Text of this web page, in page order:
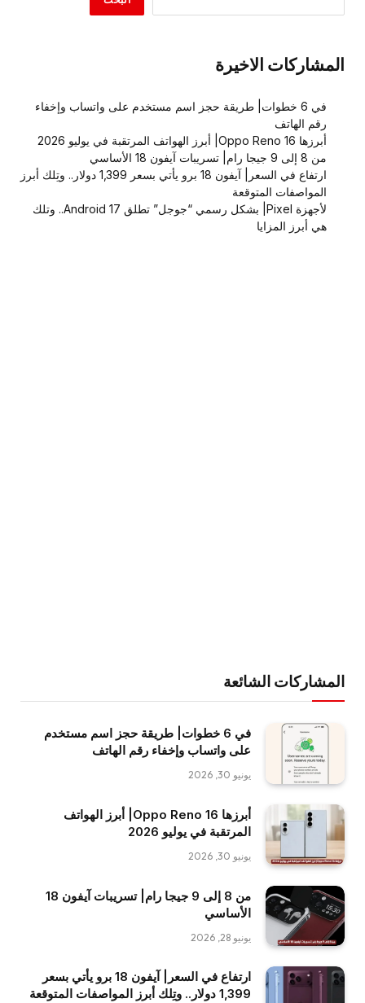
المشاركات الاخيرة
في 6 خطوات| طريقة حجز اسم مستخدم على واتساب وإخفاء
رقم الهاتف
أبرزها Oppo Reno 16| أبرز الهواتف المرتقبة في يوليو 2026
من 8 إلى 9 جيجا رام| تسريبات آيفون 18 الأساسي
ارتفاع في السعر| آيفون 18 برو يأتي بسعر 1,399 دولار.. وتِلك أبرز
المواصفات المتوقعة
لأجهزة Pixel| بشكل رسمي “جوجل” تطلق Android 17.. وتلك
هي أبرز المزايا
المشاركات الشائعة
في 6 خطوات| طريقة حجز اسم مستخدم
على واتساب وإخفاء رقم الهاتف
يونيو 30, 2026
أبرزها Oppo Reno 16| أبرز الهواتف
المرتقبة في يوليو 2026
يونيو 30, 2026
من 8 إلى 9 جيجا رام| تسريبات آيفون 18
الأساسي
يونيو 28, 2026
ارتفاع في السعر| آيفون 18 برو يأتي بسعر
1,399 دولار.. وتِلك أبرز المواصفات المتوقعة